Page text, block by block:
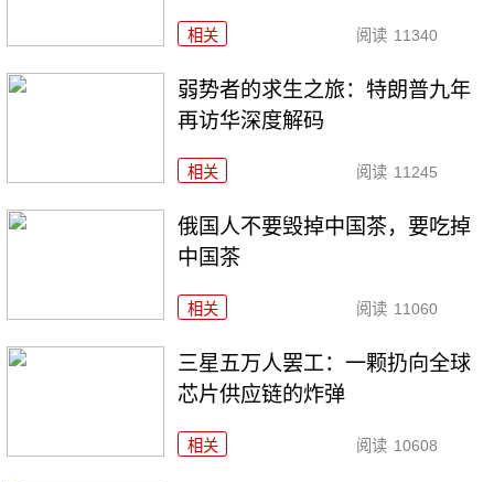
相关 阅读 11340
弱势者的求生之旅：特朗普九年
再访华深度解码
相关 阅读 11245
俄国人不要毁掉中国茶，要吃掉
中国茶
相关 阅读 11060
三星五万人罢工：一颗扔向全球
芯片供应链的炸弹
相关 阅读 10608